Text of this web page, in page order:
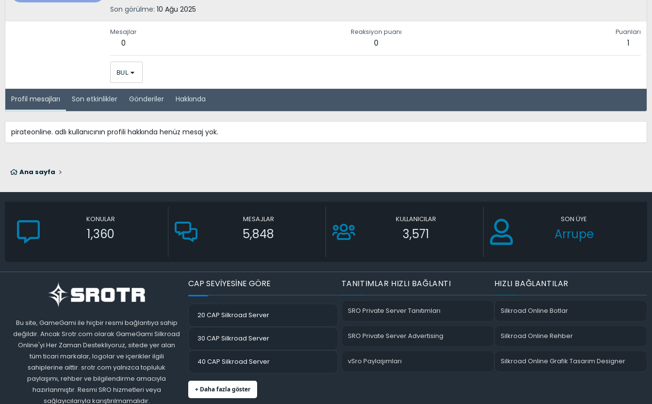
Son görülme 10 Ağu 2025
Mesajlar
0
Reaksiyon puanı
0
Puanları
1
BUL
Profil mesajları Son etkinlikler Gönderiler Hakkında
pirateonline. adlı kullanıcının profili hakkında henüz mesaj yok.
Ana sayfa
KONULAR
1,360
MESAJLAR
5,848
KULLANICILAR
3,571
SON ÜYE
Arrupe
Bu site, GameGami ile hiçbir resmi bağlantıya sahip
değildir. Ancak Srotr.com olarak GameGami Silkroad
Online'yi Her Zaman Destekliyoruz, sitede yer alan
tüm ticari markalar, logolar ve içerikler ilgili
sahiplerine aittir. srotr.com yalnızca topluluk
paylaşımı, rehber ve bilgilendirme amacıyla
hazırlanmıştır. Resmi SRO hizmetleri veya
sağlayıcılarıyla karıştırılmamalıdır.
CAP SEVİYESİNE GÖRE
20 CAP Silkroad Server
30 CAP Silkroad Server
40 CAP Silkroad Server
+ Daha fazla göster
TANITIMLAR HIZLI BAĞLANTI
SRO Private Server Tanıtımları
SRO Private Server Advertising
vSro Paylaşımları
HIZLI BAĞLANTILAR
Silkroad Online Botlar
Silkroad Online Rehber
Silkroad Online Grafik Tasarım Designer